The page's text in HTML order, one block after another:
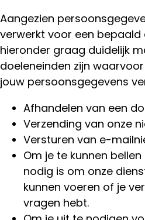
Aangezien
verwerkt voor een bepaald
hieronder graag duidelijk
doeleneinden zijn
jouw persoonsgegevens
Afhandelen van een
Verzending van onze
Versturen van e-
Om je te kunnen
nodig is om onze
kunnen voeren of je
vragen hebt.